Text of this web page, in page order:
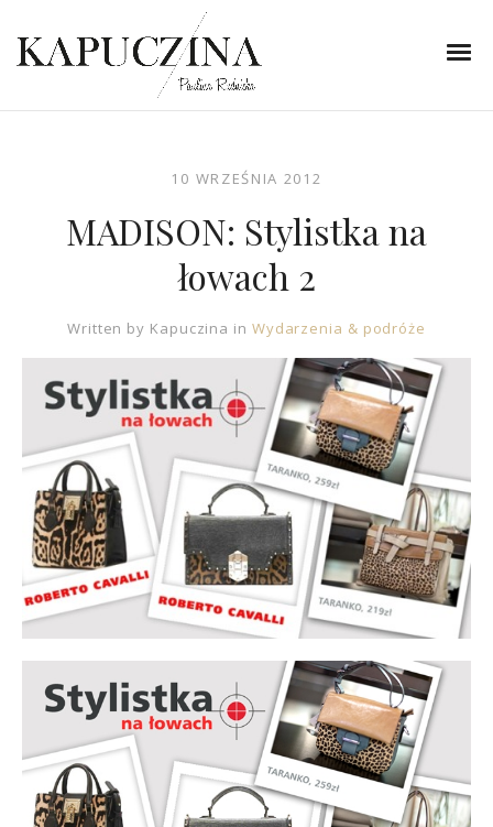
10 WRZEŚNIA 2012
MADISON: Stylistka na
łowach 2
Written by Kapuczina in Wydarzenia & podróże